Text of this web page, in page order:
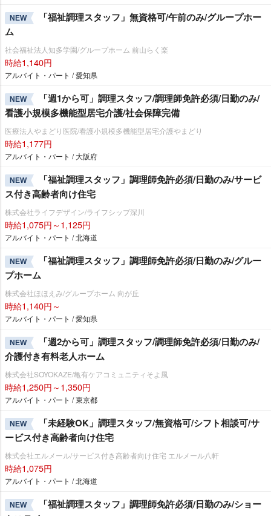
NEW
「福祉調理スタッフ」無資格可/午前のみ/グループホー
ム
社会福祉法人知多学園/グループホーム 前山らく楽
時給1,140円
アルバイト・パート / 愛知県
NEW
「週1から可」調理スタッフ/調理師免許必須/日勤のみ/
看護小規模多機能型居宅介護/社会保障完備
医療法人やまどり医院/看護小規模多機能型居宅介護やまどり
時給1,177円
アルバイト・パート / 大阪府
NEW
「福祉調理スタッフ」調理師免許必須/日勤のみ/サービ
ス付き高齢者向け住宅
株式会社ライフデザイン/ライフシップ深川
時給1,075円～1,125円
アルバイト・パート / 北海道
NEW
「福祉調理スタッフ」調理師免許必須/日勤のみ/グルー
プホーム
株式会社ほほえみ/グループホーム 向が丘
時給1,140円～
アルバイト・パート / 愛知県
NEW
「週2から可」調理スタッフ/調理師免許必須/日勤のみ/
介護付き有料老人ホーム
株式会社SOYOKAZE/亀有ケアコミュニティそよ風
時給1,250円～1,350円
アルバイト・パート / 東京都
NEW
「未経験OK」調理スタッフ/無資格可/シフト相談可/サ
ービス付き高齢者向け住宅
株式会社エルメール/サービス付き高齢者向け住宅 エルメール八軒
時給1,075円
アルバイト・パート / 北海道
NEW
「福祉調理スタッフ」調理師免許必須/日勤のみ/ショー